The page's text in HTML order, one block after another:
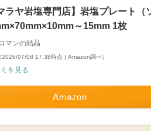
ラヤ岩塩専門店】岩塩プレート
～15mm 1枚
マンの結晶
2026/07/08 17:38時点 | Amazon調べ）
を見る
Amazon